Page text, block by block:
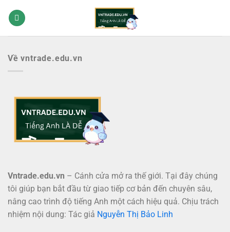
qua
Về vntrade.edu.vn
Vntrade.edu.vn – Cánh cửa mở ra thế giới. Tại đây chúng
tôi giúp bạn bắt đầu từ giao tiếp cơ bản đến chuyên sâu,
nâng cao trình độ tiếng Anh một cách hiệu quả. Chịu trách
nhiệm nội dung: Tác giả Nguyễn Thị Bảo Linh